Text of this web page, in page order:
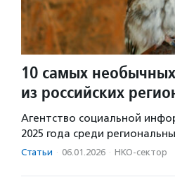
10 самых
из российских
Агентство социальной
2025 года среди
Статьи · 06.01.2026 · НКО-сектор